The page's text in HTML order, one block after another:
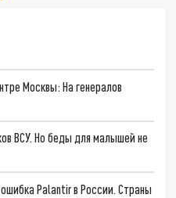
Москвы: На генералов
ВСУ. Но беды для малышей не
Palantir в России. Страны